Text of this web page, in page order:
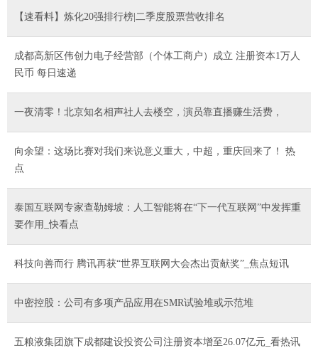
【速看料】炼化20强排行榜|二季度股票营收排名
成都高新区伟创力电子经营部（个体工商户）成立 注册资本1万人
民币 每日速递
一夜清零！北京知名相声社人去楼空，演员靠直播赚生活费，
向余望：这场比赛对我们来说意义重大，中超，重庆回来了！ 热
点
泰国互联网专家查勒姆坡：人工智能将在“下一代互联网”中发挥重
要作用_快看点
科技向善而行 腾讯再获“世界互联网大会杰出贡献奖”_焦点短讯
中密控股：公司有多项产品应用在SMR试验堆或示范堆
五粮液集团旗下成都建设投资公司注册资本增至26.07亿元_看热讯